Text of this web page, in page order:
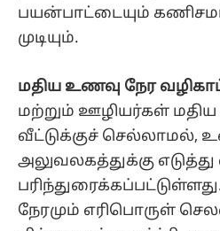
பயன்பாட்டையும்
முடியும்.
மதிய உணவு நேர
மற்றும் ஊழியர்கள்
வீட்டுக்குச்
அலுவலகத்துக்கு எடுத்து
நேரமும் எரிபொருள்